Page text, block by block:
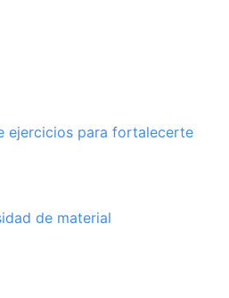
ejercicios para fortalecerte
de material